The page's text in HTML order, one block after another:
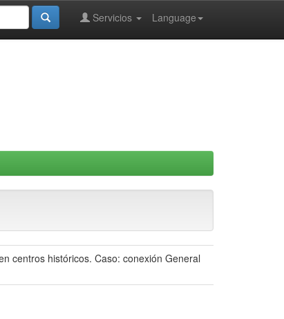
Language
Servicios
centros históricos. Caso: conexión General